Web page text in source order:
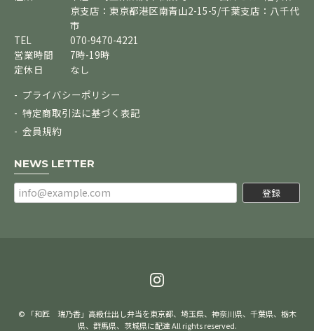
京支店：東京都港区南青山2-15-5/千葉支店：八千代
市
TEL
070-9470-4221
営業時間
7時-19時
定休日
なし
プライバシーポリシー
特定商取引法に基づく表記
会員規約
NEWS LETTER
登録
© 「和匠 瑞乃香」高級仕出し弁当を東京都、埼玉県、神奈川県、千葉県、栃木
県、群馬県、茨城県に配達 All rights reserved.